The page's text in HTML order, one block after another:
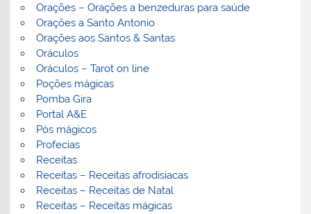
Orações – Orações a benzeduras para saúde
Orações a Santo Antonio
Orações aos Santos & Santas
Oráculos
Oráculos – Tarot on line
Poções mágicas
Pomba Gira
Portal A&E
Pós mágicos
Profecias
Receitas
Receitas – Receitas afrodisiacas
Receitas – Receitas de Natal
Receitas – Receitas mágicas